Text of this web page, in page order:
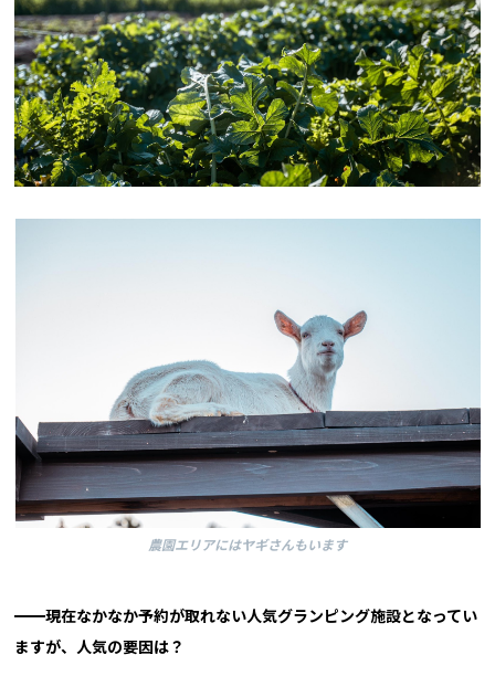
農園エリアにはヤギさんもいます
━━現在なかなか予約が取れない人気グランピング施設となってい
ますが、人気の要因は？